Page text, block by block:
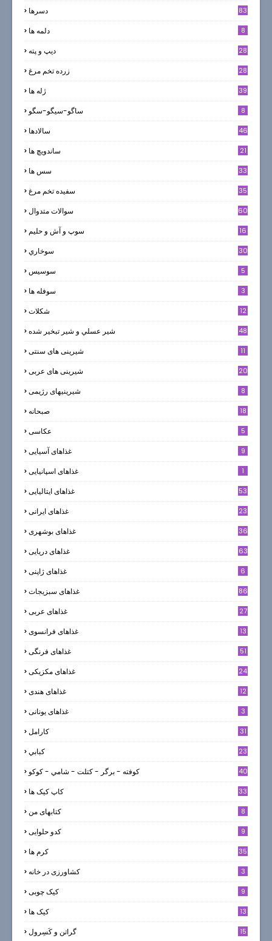
دسرها 83
دلمه ها 8
ديپ و پته 28
زرده تخم مرغ 28
ژله ها 39
ساگو-سیگو-سگو 8
سالادها 46
ساندویچ ها 21
سس ها 33
سفيده تخم مرغ 35
سوالات متدوال 60
سوپ و آش و حليم 16
سوخاري 30
سوسيس 5
سوفله ها 3
شکلات
12
شير عسلي و شير تبخير شده 48
شیرینی های سنتی 11
شیرینی های عربی 20
شیرینیهای رژیمی 8
صبحانه 18
عکاسی 5
غذاهای آسیایی 9
غذاهای اسپانیایی 1
غذاهای ایتالیایی 53
غذاهای ایرانی 23
غذاهای بوشهری 36
غذاهای دریایی 63
غذاهای ژاپنی 6
غذاهای سبزیجات 86
غذاهای عربی 27
غذاهای فرانسوی 13
غذاهای فرنگی 51
غذاهای مکزیکی 24
غذاهای هندی 12
غذاهای یونانی 3
كارامل 31
كبابي 23
كوفته - برگر - كتلت - شامي - كوكو 40
کاپ کیک ها 33
کتابهای من 8
کدو حلوایی 9
کرم ها 35
کشاورزی در خانه 3
کیک چوبی 9
کیک ها
13
گراتن و كَسِرول 15